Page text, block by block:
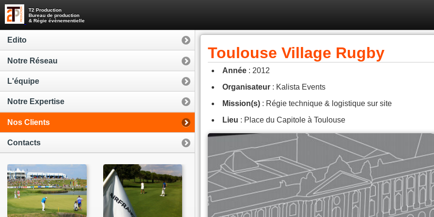
T2 Production
Bureau de production
& Régie évènementielle
Toulouse Village Rugby
Année: 2012
Organisateur: Kalista Events
Mission(s): Régie technique & logistique sur site
Lieu : Place du Capitole à Toulouse
Edito
Notre Réseau
L'équipe
Notre Expertise
Nos Clients
Contacts